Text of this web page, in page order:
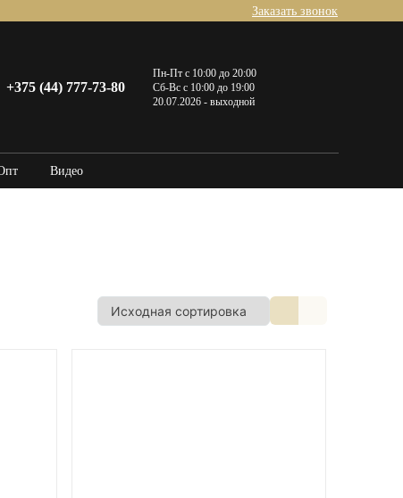
Заказать звонок
+375 (44) 777-73-80
Пн-Пт с 10:00 до 20:00
Сб-Вс с 10:00 до 19:00
20.07.2026 - выходной
Видео